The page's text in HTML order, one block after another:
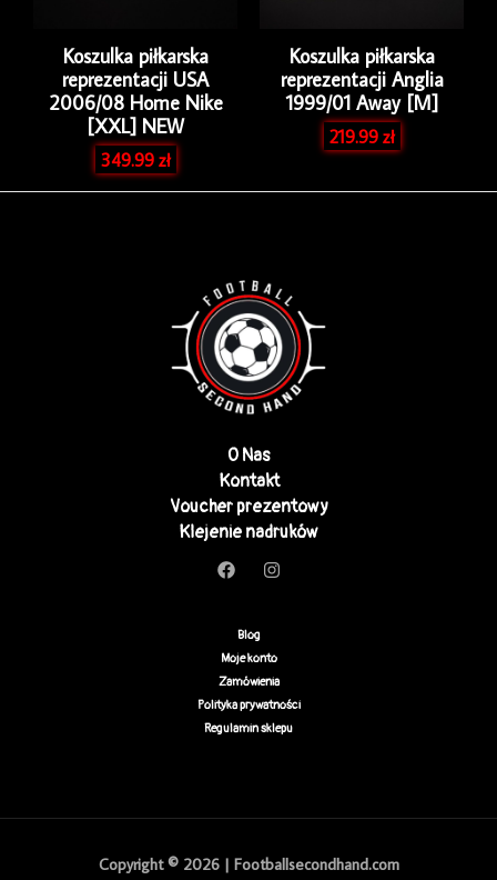
Koszulka piłkarska
reprezentacji USA
2006/08 Home Nike
[XXL] NEW
349.99zł
Koszulka piłkarska
reprezentacji Anglia
1999/01 Away [M]
219.99zł
O Nas
Kontakt
Voucher prezentowy
Klejenie nadruków
Blog
Moje konto
Zamówienia
Polityka prywatności
Regulamin sklepu
Copyright © 2026 | Footballsecondhand.com